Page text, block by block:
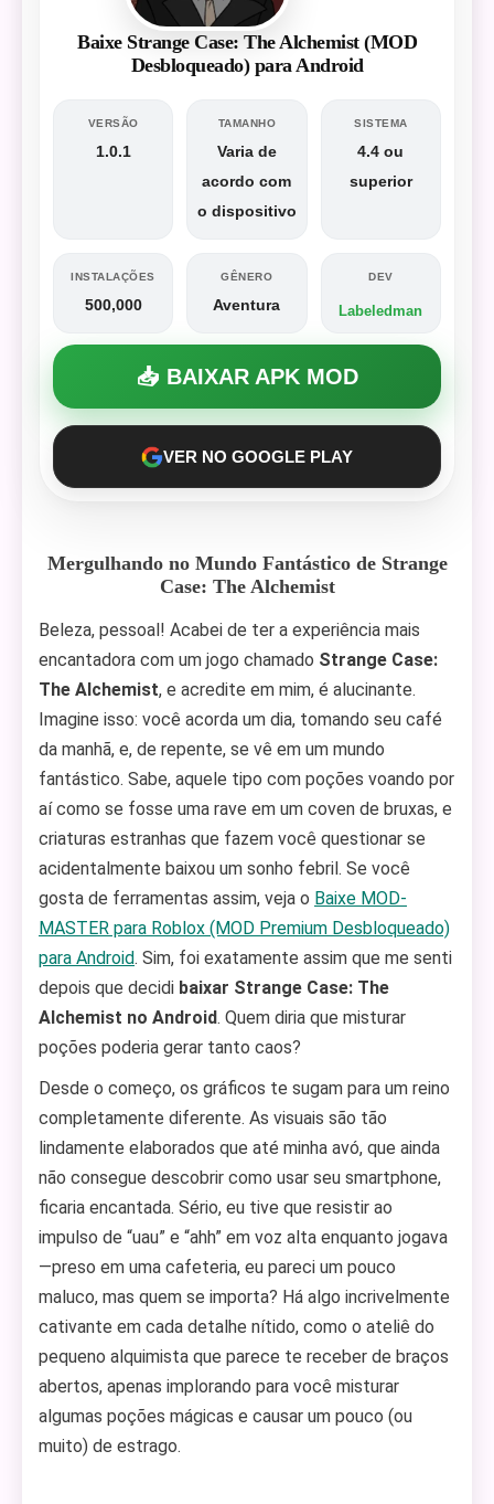
Baixe Strange Case: The Alchemist (MOD
Desbloqueado) para Android
VERSÃO
1.0.1
TAMANHO
Varia de
acordo com
o dispositivo
SISTEMA
4.4 ou
superior
INSTALAÇÕES
500,000
GÊNERO
Aventura
DEV
Labeledman
📥 BAIXAR APK MOD
VER NO GOOGLE PLAY
Mergulhando no Mundo Fantástico de Strange
Case: The Alchemist
Beleza, pessoal! Acabei de ter a experiência mais
encantadora com um jogo chamado Strange Case:
The Alchemist, e acredite em mim, é alucinante.
Imagine isso: você acorda um dia, tomando seu café
da manhã, e, de repente, se vê em um mundo
fantástico. Sabe, aquele tipo com poções voando por
aí como se fosse uma rave em um coven de bruxas, e
criaturas estranhas que fazem você questionar se
acidentalmente baixou um sonho febril. Se você
gosta de ferramentas assim, veja o Baixe MOD-
MASTER para Roblox (MOD Premium Desbloqueado)
para Android. Sim, foi exatamente assim que me senti
depois que decidi baixar Strange Case: The
Alchemist no Android. Quem diria que misturar
poções poderia gerar tanto caos?
Desde o começo, os gráficos te sugam para um reino
completamente diferente. As visuais são tão
lindamente elaborados que até minha avó, que ainda
não consegue descobrir como usar seu smartphone,
ficaria encantada. Sério, eu tive que resistir ao
impulso de “uau” e “ahh” em voz alta enquanto jogava
—preso em uma cafeteria, eu pareci um pouco
maluco, mas quem se importa? Há algo incrivelmente
cativante em cada detalhe nítido, como o ateliê do
pequeno alquimista que parece te receber de braços
abertos, apenas implorando para você misturar
algumas poções mágicas e causar um pouco (ou
muito) de estrago.